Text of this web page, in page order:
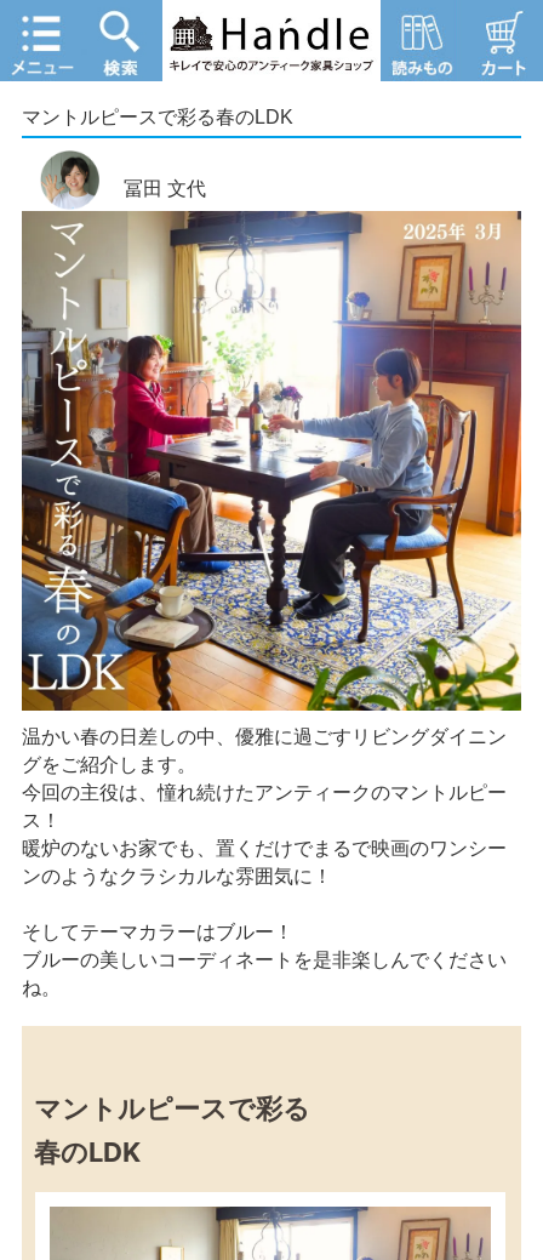
マントルピースで彩る春のLDK
冨田 文代
温かい春の日差しの中、優雅に過ごすリビングダイニン
グをご紹介します。
今回の主役は、憧れ続けたアンティークのマントルピー
ス！
暖炉のないお家でも、置くだけでまるで映画のワンシー
ンのようなクラシカルな雰囲気に！
そしてテーマカラーはブルー！
ブルーの美しいコーディネートを是非楽しんでください
ね。
マントルピースで彩る
春のLDK